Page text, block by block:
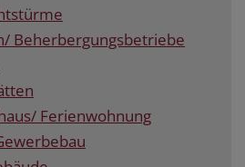
Beherbergungsbetriebe
Ferienwohnung